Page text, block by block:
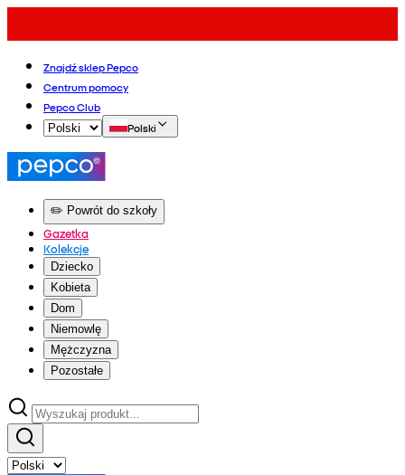
Znajdź sklep Pepco
Centrum pomocy
Pepco Club
Polski
✏️ Powrót do szkoły
Gazetka
Kolekcje
Dziecko
Kobieta
Dom
Niemowlę
Mężczyzna
Pozostałe